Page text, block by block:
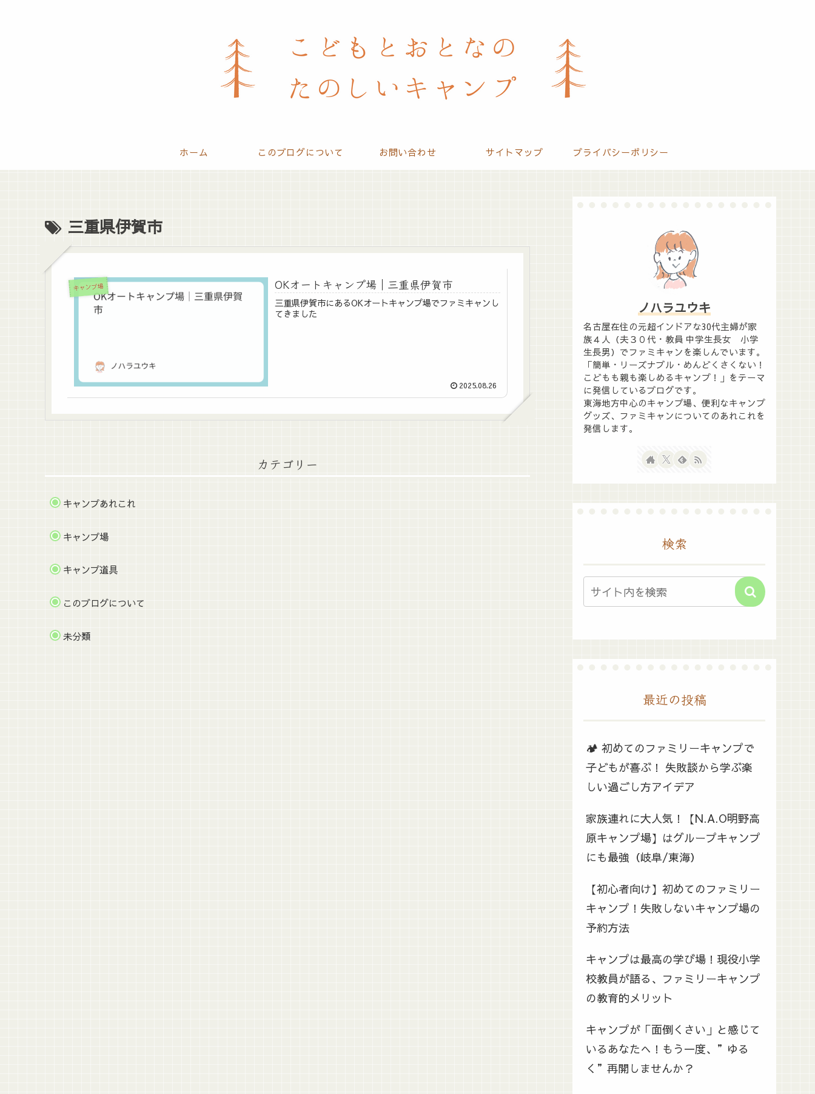
ホーム このブログについて お問い合わせ サイトマップ プライバシーポリシー
三重県伊賀市
キャンプ場 OKオートキャンプ場｜三重県伊賀市
三重県伊賀市にあるOKオートキャンプ場でファミキャンし
てきました
2025.08.26
カテゴリー
キャンプあれこれ
キャンプ場
キャンプ道具
このブログについて
未分類
ノハラユウキ
名古屋在住の元超インドアな30代主婦が家
族４人（夫３０代・教員 中学生長女 小学
生長男）でファミキャンを楽しんでいます。
「簡単・リーズナブル・めんどくさくない！
こどもも親も楽しめるキャンプ！」をテーマ
に発信しているブログです。
東海地方中心のキャンプ場、便利なキャンプ
グッズ、ファミキャンについてのあれこれを
発信します。
検索
最近の投稿
🏕️ 初めてのファミリーキャンプで
子どもが喜ぶ！ 失敗談から学ぶ楽
しい過ごし方アイデア
家族連れに大人気！【N.A.O明野高
原キャンプ場】はグループキャンプ
にも最強（岐阜/東海）
【初心者向け】初めてのファミリー
キャンプ！失敗しないキャンプ場の
予約方法
キャンプは最高の学び場！現役小学
校教員が語る、ファミリーキャンプ
の教育的メリット
キャンプが「面倒くさい」と感じて
いるあなたへ！もう一度、”ゆる
く”再開しませんか？